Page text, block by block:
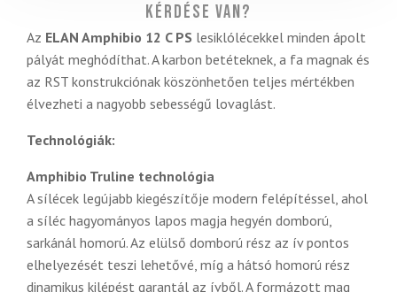
Kérdése van?
Az ELAN Amphibio 12 C PS lesiklólécekkel minden ápolt
pályát meghódíthat. A karbon betéteknek, a fa magnak és
az RST konstrukciónak köszönhetően teljes mértékben
élvezheti a nagyobb sebességű lovaglást.
Technológiák:
Amphibio Truline technológia
A sílécek legújabb kiegészítője modern felépítéssel, ahol
a síléc hagyományos lapos magja hegyén domború,
sarkánál homorú. Az elülső domború rész az ív pontos
elhelyezését teszi lehetővé, míg a hátsó homorú rész
dinamikus kilépést garantál az ívből. A formázott mag